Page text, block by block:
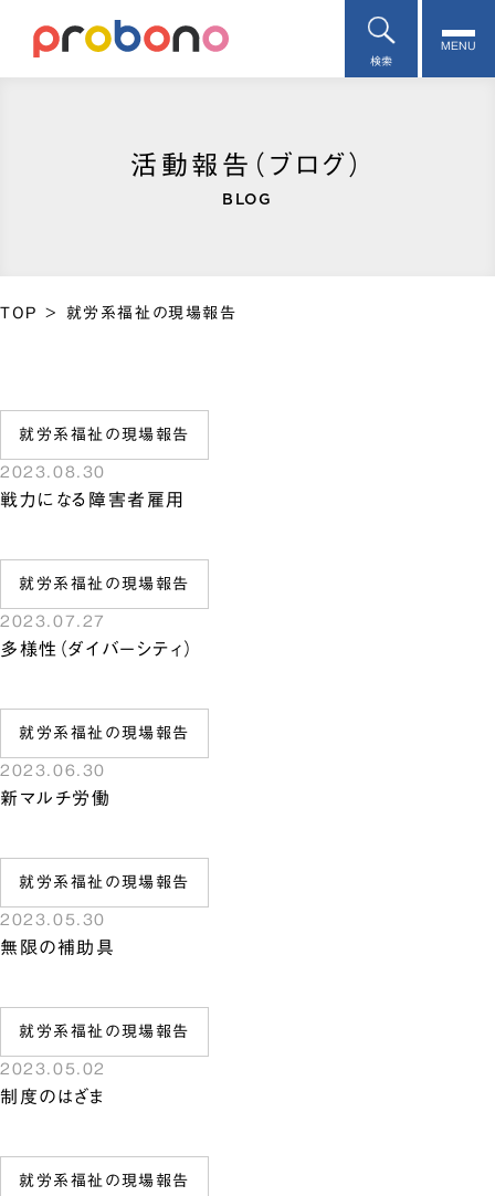
検索
MENU
活動報告（ブログ）
BLOG
TOP > 就労系福祉の現場報告
就労系福祉の現場報告
2023.08.30
戦力になる障害者雇用
就労系福祉の現場報告
2023.07.27
多様性（ダイバーシティ）
就労系福祉の現場報告
2023.06.30
新マルチ労働
就労系福祉の現場報告
2023.05.30
無限の補助具
就労系福祉の現場報告
2023.05.02
制度のはざま
就労系福祉の現場報告